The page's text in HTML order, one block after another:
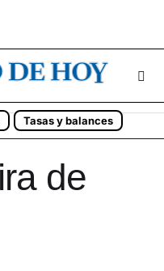
Tasas y balances
de